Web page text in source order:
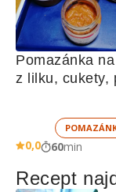
Pomazánka
z lilku, cukety,
žampionů
0,0 60min
Recept